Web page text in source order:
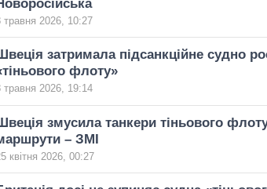
травня 2026, 10:27
затримала підсанкційне судно
флоту»
травня 2026, 19:14
змусила танкери тіньового
– ЗМІ
квітня 2026, 00:27